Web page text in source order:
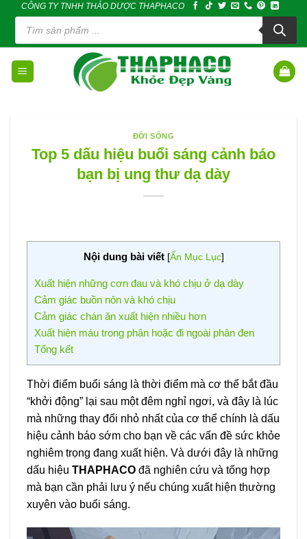
content
CÔNG TY TNHH THẢO DƯỢC THAPHACO
Tìm
kiếm
phẩm
ĐỜI SỐNG
Top 5 dấu hiệu buổi sáng cảnh báo
bạn bị ung thư dạ dày
Nội dung bài viết [Ẩn Mục Lục]
Xuất hiện những cơn đau và khó chịu ở dạ dày
Cảm giác buồn nôn và khó chịu
Cảm giác chán ăn xuất hiện nhiều hơn
Xuất hiện máu trong phân hoặc đi ngoài phân đen
Tổng kết
Thời điểm buổi sáng là thời điểm mà cơ thể bắt đầu
“khởi động” lại sau một đêm nghỉ ngơi, và đây là lúc
mà những thay đổi nhỏ nhất của cơ thể chính là dấu
hiệu cảnh báo sớm cho bạn về các vấn đề sức khỏe
nghiêm trọng đang xuất hiện. Và dưới đây là những
dấu hiệu THAPHACO đã nghiên cứu và tổng hợp
mà bạn cần phải lưu ý nếu chúng xuất hiện thường
xuyên vào buổi sáng.